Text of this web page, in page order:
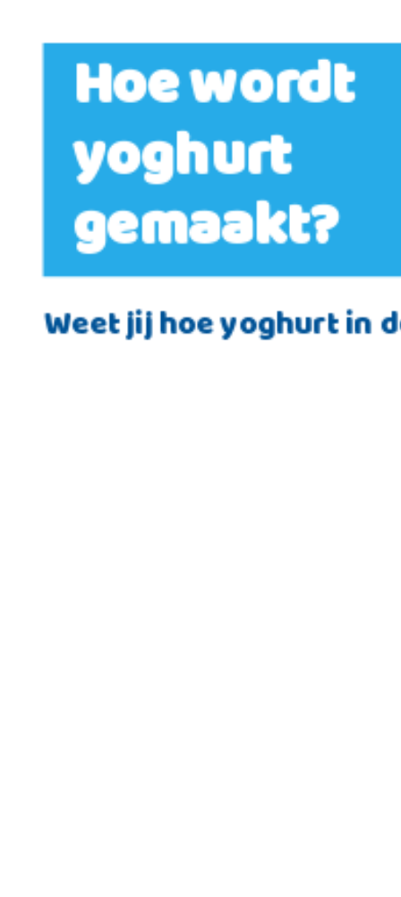
Hoe wordt
yoghurt
gemaakt?
Weet jij hoe yoghurt in